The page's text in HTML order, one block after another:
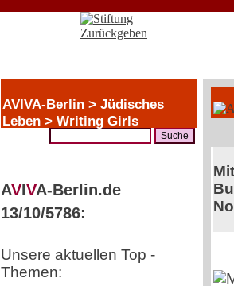
AVIVA-Berlin > Jüdisches
Leben > Writing Girls
AVIVA-Berlin.de
13/10/5786:
Unsere aktuellen Top -
Themen: